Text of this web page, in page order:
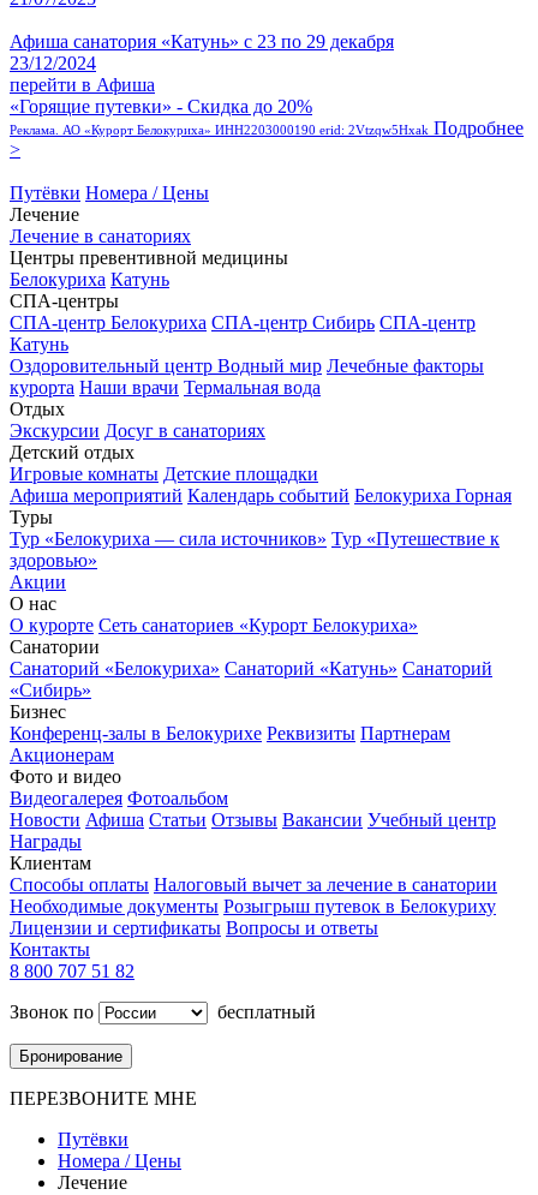
Афиша санатория «Катунь» с 23 по 29 декабря
23/12/2024
перейти в Афиша
«Горящие путевки» - Скидка до 20%
Реклама. АО «Курорт Белокуриха» ИНН2203000190 erid: 2Vtzqw5Hxak Подробнее
>
Путёвки Номера / Цены
Лечение
Лечение в санаториях
Центры превентивной медицины
Белокуриха Катунь
СПА-центры
СПА-центр Белокуриха СПА-центр Сибирь СПА-центр
Катунь
Оздоровительный центр Водный мир Лечебные факторы
курорта Наши врачи Термальная вода
Отдых
Экскурсии Досуг в санаториях
Детский отдых
Игровые комнаты Детские площадки
Афиша мероприятий Календарь событий Белокуриха Горная
Туры
Тур «Белокуриха — сила источников» Тур «Путешествие к
здоровью»
Акции
О нас
О курорте Сеть санаториев «Курорт Белокуриха»
Санатории
Санаторий «Белокуриха» Санаторий «Катунь» Санаторий
«Сибирь»
Бизнес
Конференц-залы в Белокурихе Реквизиты Партнерам
Акционерам
Фото и видео
Видеогалерея Фотоальбом
Новости Афиша Статьи Отзывы Вакансии Учебный центр
Награды
Клиентам
Способы оплаты Налоговый вычет за лечение в санатории
Необходимые документы Розыгрыш путевок в Белокуриху
Лицензии и сертификаты Вопросы и ответы
Контакты
8 800 707 51 82
Звонок по
бесплатный
Бронирование
ПЕРЕЗВОНИТЕ МНЕ
Путёвки
Номера / Цены
Лечение